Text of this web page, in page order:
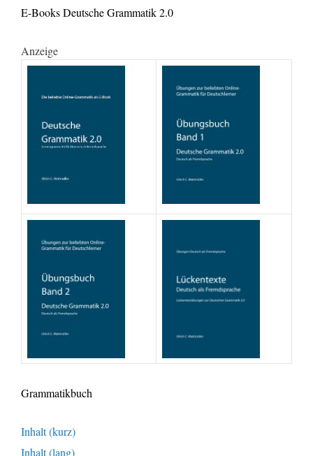
E-Books Deutsche Grammatik 2.0
Anzeige
Grammatikbuch
Inhalt (kurz)
Inhalt (lang)